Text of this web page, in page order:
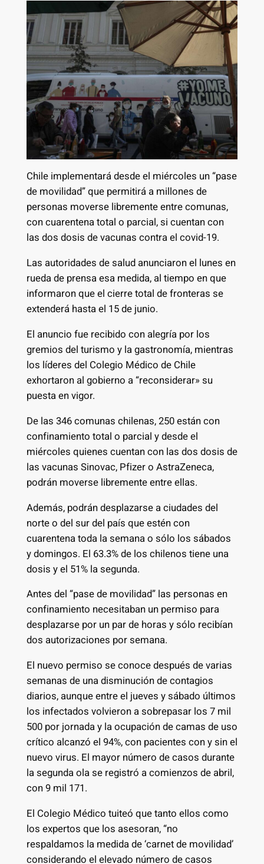
Chile implementará desde el miércoles un “pase
de movilidad” que permitirá a millones de
personas moverse libremente entre comunas,
con cuarentena total o parcial, si cuentan con
las dos dosis de vacunas contra el covid-19.
Las autoridades de salud anunciaron el lunes en
rueda de prensa esa medida, al tiempo en que
informaron que el cierre total de fronteras se
extenderá hasta el 15 de junio.
El anuncio fue recibido con alegría por los
gremios del turismo y la gastronomía, mientras
los líderes del Colegio Médico de Chile
exhortaron al gobierno a “reconsiderar» su
puesta en vigor.
De las 346 comunas chilenas, 250 están con
confinamiento total o parcial y desde el
miércoles quienes cuentan con las dos dosis de
las vacunas Sinovac, Pfizer o AstraZeneca,
podrán moverse libremente entre ellas.
Además, podrán desplazarse a ciudades del
norte o del sur del país que estén con
cuarentena toda la semana o sólo los sábados
y domingos. El 63.3% de los chilenos tiene una
dosis y el 51% la segunda.
Antes del “pase de movilidad” las personas en
confinamiento necesitaban un permiso para
desplazarse por un par de horas y sólo recibían
dos autorizaciones por semana.
El nuevo permiso se conoce después de varias
semanas de una disminución de contagios
diarios, aunque entre el jueves y sábado últimos
los infectados volvieron a sobrepasar los 7 mil
500 por jornada y la ocupación de camas de uso
crítico alcanzó el 94%, con pacientes con y sin el
nuevo virus. El mayor número de casos durante
la segunda ola se registró a comienzos de abril,
con 9 mil 171.
El Colegio Médico tuiteó que tanto ellos como
los expertos que los asesoran, “no
respaldamos la medida de ‘carnet de movilidad’
considerando el elevado número de casos